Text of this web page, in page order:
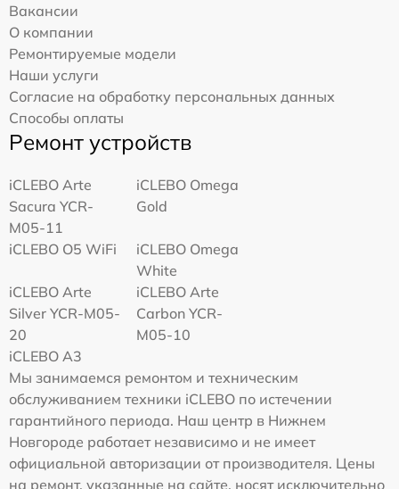
Вакансии
О компании
Ремонтируемые модели
Наши услуги
Согласие на обработку персональных данных
Способы оплаты
Ремонт устройств
iCLEBO Arte
Sacura YCR-
M05-11
iCLEBO Omega
Gold
iCLEBO O5 WiFi
iCLEBO Omega
White
iCLEBO Arte
Silver YCR-M05-
20
iCLEBO Arte
Carbon YCR-
M05-10
iCLEBO A3
Мы занимаемся ремонтом и техническим
обслуживанием техники iCLEBO по истечении
гарантийного периода. Наш центр в Нижнем
Новгороде работает независимо и не имеет
официальной авторизации от производителя. Цены
на ремонт, указанные на сайте, носят исключительно